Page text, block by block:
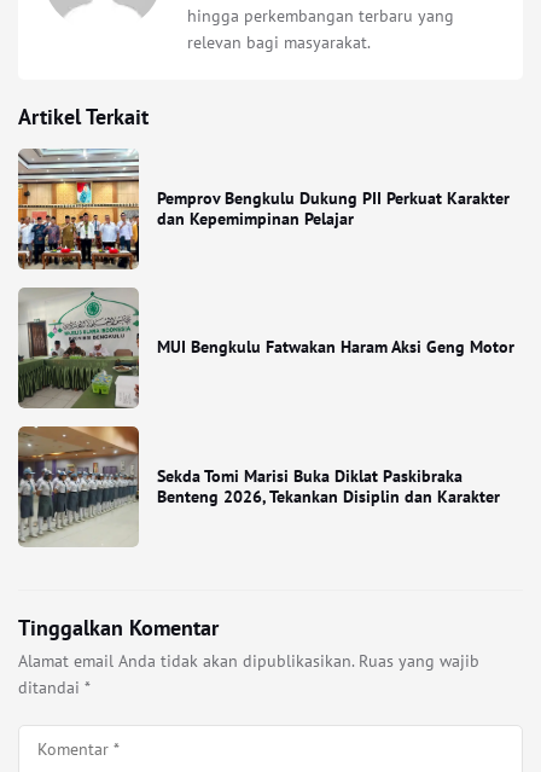
hingga perkembangan terbaru yang
relevan bagi masyarakat.
Artikel Terkait
Pemprov Bengkulu Dukung PII Perkuat Karakter
dan Kepemimpinan Pelajar
MUI Bengkulu Fatwakan Haram Aksi Geng Motor
Sekda Tomi Marisi Buka Diklat Paskibraka
Benteng 2026, Tekankan Disiplin dan Karakter
Tinggalkan Komentar
Alamat email Anda tidak akan dipublikasikan. Ruas yang wajib
ditandai *